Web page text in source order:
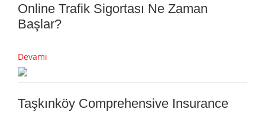
Online Trafik Sigortası Ne Zaman
Başlar?
Devamı
Taşkınköy Comprehensive Insurance